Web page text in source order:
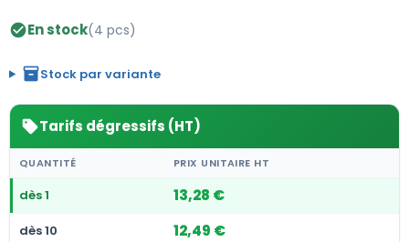
check_circleEn stock(4 pcs)
inventory_2Stock par variante
sellTarifs dégressifs (HT)
QUANTITÉ PRIX UNITAIRE HT
dès 1 13,28 €
dès 10 12,49 €